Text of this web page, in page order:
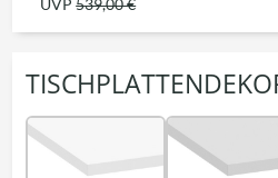
UVP539,00 €